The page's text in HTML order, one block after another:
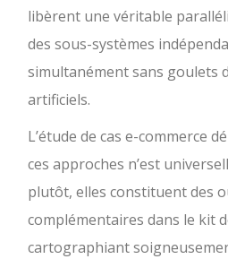
libèrent une véritable
des sous-systèmes
simultanément sans goulets
artificiels.
L’étude de cas e-commerce
ces approches n’est
plutôt, elles constituent des
complémentaires dans le kit
cartographiant